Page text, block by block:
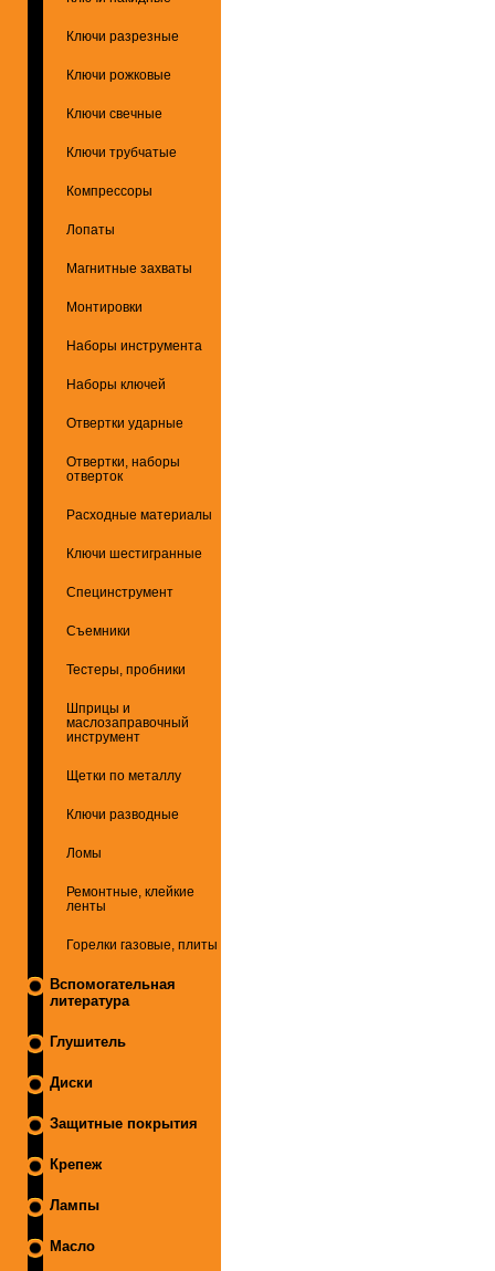
Ключи разрезные
Ключи рожковые
Ключи свечные
Ключи трубчатые
Компрессоры
Лопаты
Магнитные захваты
Монтировки
Наборы инструмента
Наборы ключей
Отвертки ударные
Отвертки, наборы
отверток
Расходные материалы
Ключи шестигранные
Специнструмент
Съемники
Тестеры, пробники
Шприцы и
маслозаправочный
инструмент
Щетки по металлу
Ключи разводные
Ломы
Ремонтные, клейкие
ленты
Горелки газовые, плиты
Вспомогательная
литература
Глушитель
Диски
Защитные покрытия
Крепеж
Лампы
Масло